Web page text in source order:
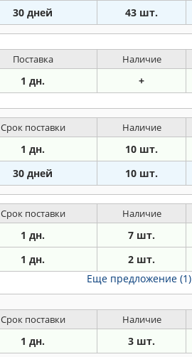
30 дней 43 шт.
Поставка Наличие
1 дн. +
Срок поставки Наличие
1 дн. 10 шт.
30 дней 10 шт.
Срок поставки Наличие
1 дн. 7 шт.
1 дн. 2 шт.
Еще предложение (1)
Срок поставки Наличие
1 дн. 3 шт.